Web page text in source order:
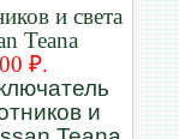
и света
Teana
₽.